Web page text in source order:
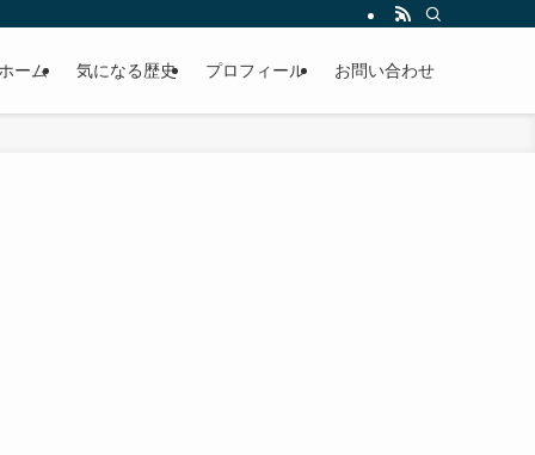
ーム 気になる歴史 プロフィール お問い合わせ